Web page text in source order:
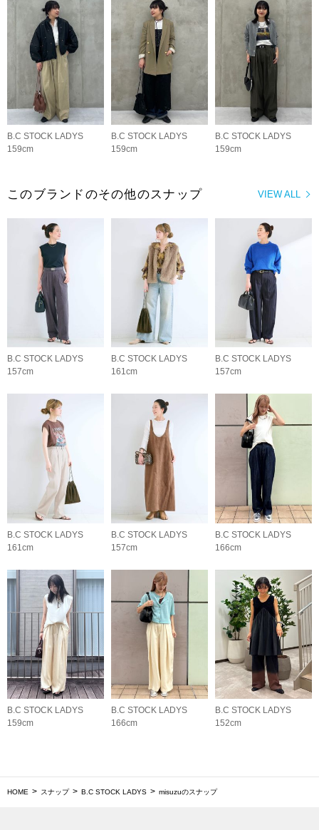
B.C STOCK LADYS
159cm
B.C STOCK LADYS
159cm
B.C STOCK LADYS
159cm
VIEW ALL
このブランドのその他のスナップ
B.C STOCK LADYS
157cm
B.C STOCK LADYS
161cm
B.C STOCK LADYS
157cm
B.C STOCK LADYS
161cm
B.C STOCK LADYS
157cm
B.C STOCK LADYS
166cm
B.C STOCK LADYS
159cm
B.C STOCK LADYS
166cm
B.C STOCK LADYS
152cm
HOME スナップ B.C STOCK LADYS misuzuのスナップ